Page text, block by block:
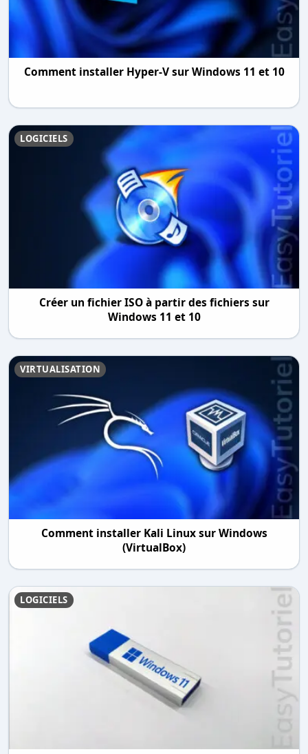
Comment installer Hyper-V sur Windows 11 et 10
LOGICIELS
Créer un fichier ISO à partir des fichiers sur
Windows 11 et 10
VIRTUALISATION
Comment installer Kali Linux sur Windows
(VirtualBox)
LOGICIELS